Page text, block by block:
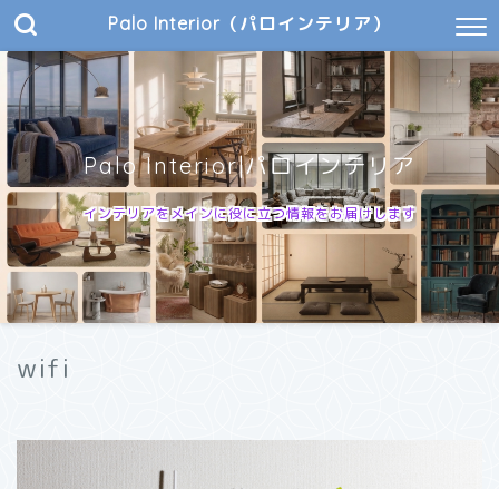
Palo Interior（パロインテリア）
Palo Interior|パロインテリア
インテリアをメインに役に立つ情報をお届けします
wifi